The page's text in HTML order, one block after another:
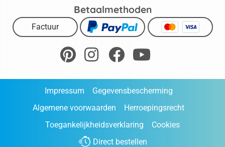
Betaalmethoden
Factuur
Impressum
Gegevensbescherming
Algemene voorwaarden
Herroepingsrecht
Toegankelijkheidsverklaring
Cookies
Direct bestellen